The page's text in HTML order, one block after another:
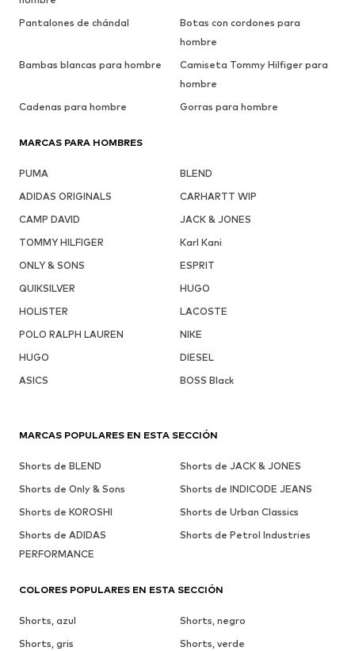
Pantalones de chándal
Botas con cordones para
hombre
Bambas blancas para hombre
Camiseta Tommy Hilfiger para
hombre
Cadenas para hombre
Gorras para hombre
MARCAS PARA HOMBRES
PUMA
BLEND
ADIDAS ORIGINALS
CARHARTT WIP
CAMP DAVID
JACK & JONES
TOMMY HILFIGER
Karl Kani
ONLY & SONS
ESPRIT
QUIKSILVER
HUGO
HOLISTER
LACOSTE
POLO RALPH LAUREN
NIKE
HUGO
DIESEL
ASICS
BOSS Black
MARCAS POPULARES EN ESTA SECCIÓN
Shorts de BLEND
Shorts de JACK & JONES
Shorts de Only & Sons
Shorts de INDICODE JEANS
Shorts de KOROSHI
Shorts de Urban Classics
Shorts de ADIDAS
PERFORMANCE
Shorts de Petrol Industries
COLORES POPULARES EN ESTA SECCIÓN
Shorts, azul
Shorts, negro
Shorts, gris
Shorts, verde